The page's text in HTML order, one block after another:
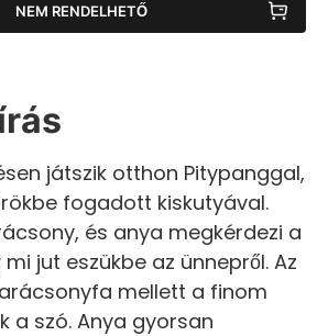
NEM RENDELHETŐ
játszik otthon Pitypanggal,
fogadott kiskutyával.
és anya megkérdezi a
jut eszükbe az ünnepről. Az
mellett a finom
a szó. Anya gyorsan